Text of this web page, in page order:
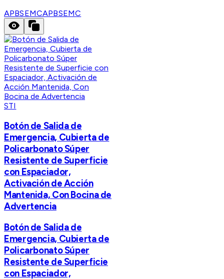
APBSEMCAPBSEMC
STI
Botón de Salida de
Emergencia, Cubierta de
Policarbonato Súper
Resistente de Superficie
con Espaciador,
Activación de Acción
Mantenida, Con Bocina de
Advertencia
Botón de Salida de
Emergencia, Cubierta de
Policarbonato Súper
Resistente de Superficie
con Espaciador,